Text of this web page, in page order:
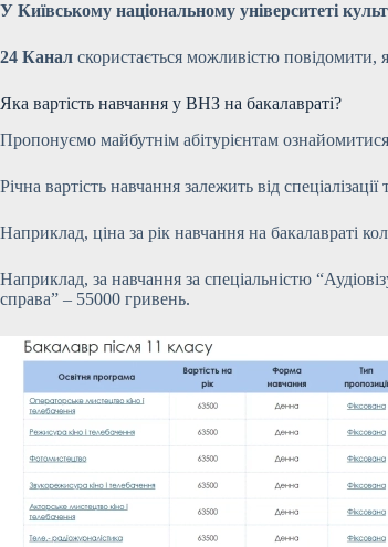
У Київському національному університеті
24 Канал скористається можливістю повідомити,
Яка вартість навчання у ВНЗ на бакалавраті?
Пропонуємо майбутнім абітурієнтам
Річна вартість навчання залежить від
Наприклад, ціна за рік навчання на бакалавраті
Наприклад, за навчання за спеціальністю
справа” – 55000 гривень.